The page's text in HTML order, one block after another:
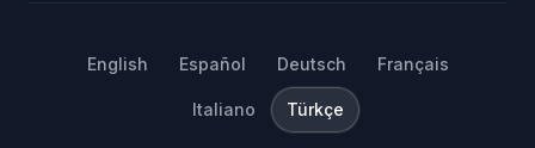
English Español Deutsch Français
Italiano Türkçe